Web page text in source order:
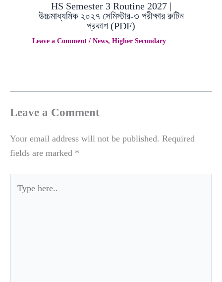
HS Semester 3 Routine 2027 |
উচ্চমাধ্যমিক ২০২৭ সেমিস্টার-৩ পরীক্ষার রুটিন
প্রকাশ (PDF)
Leave a Comment / News, Higher Secondary
Leave a Comment
Your email address will not be published. Required
fields are marked *
here..